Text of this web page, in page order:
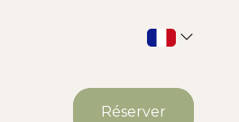
Réserver